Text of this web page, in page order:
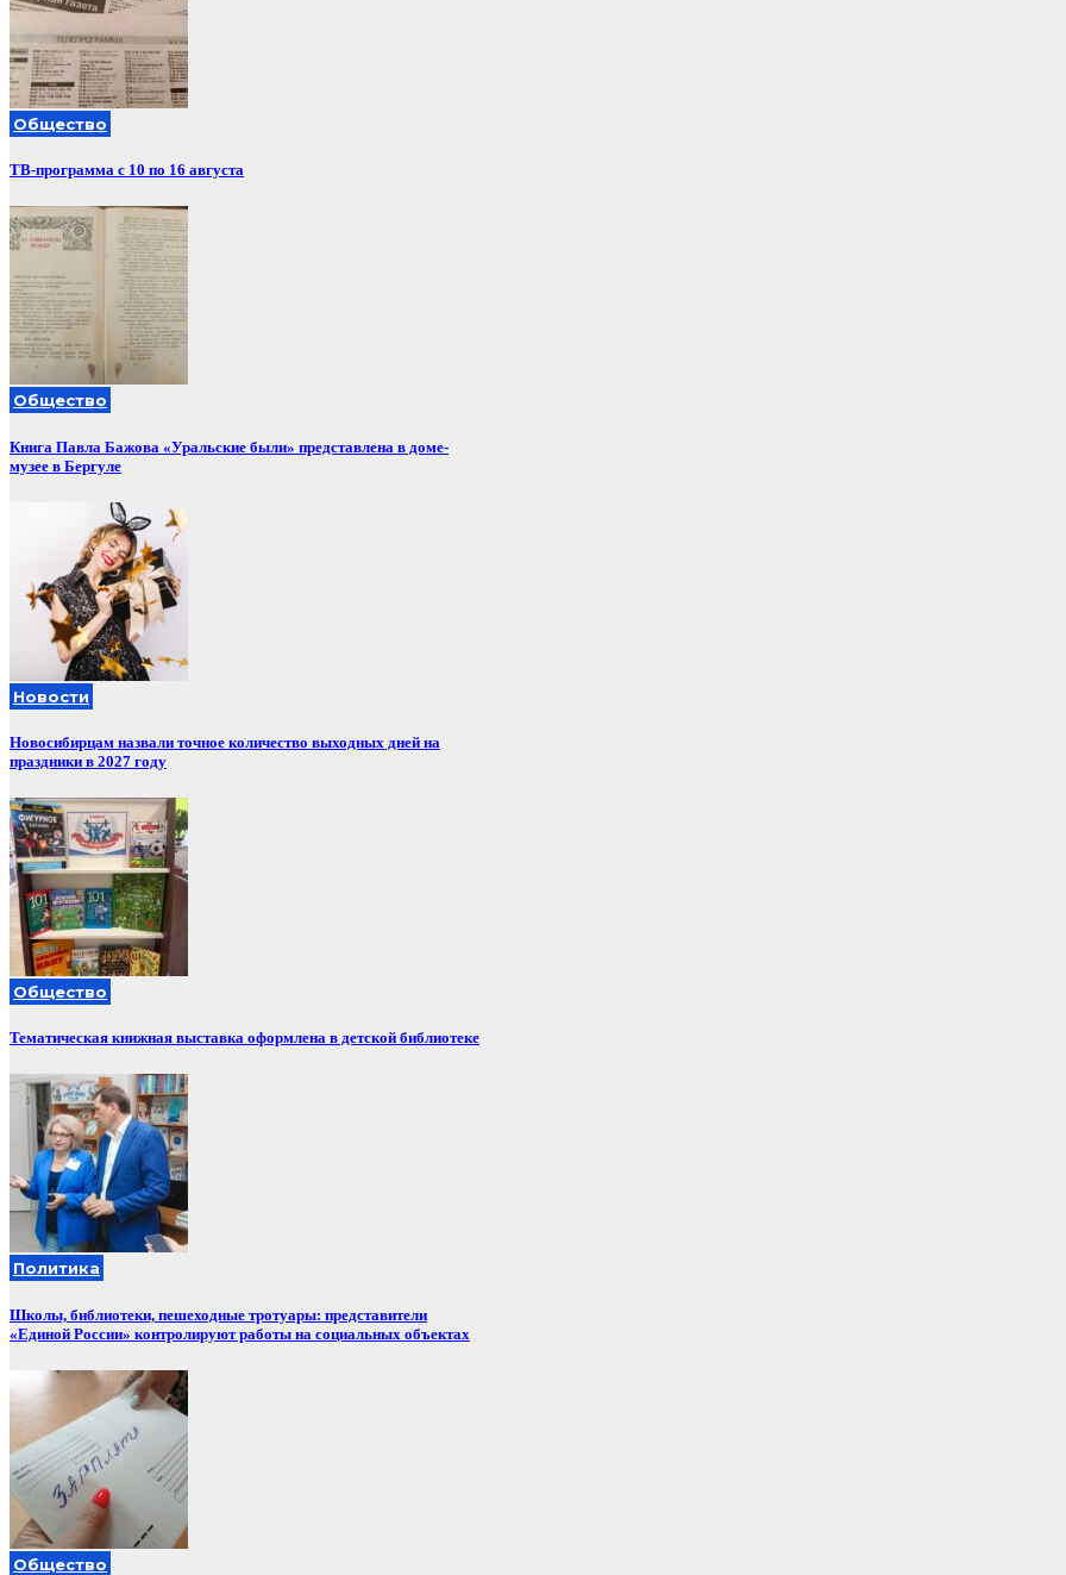
Общество
ТВ-программа с 10 по 16 августа
Общество
Книга Павла Бажова «Уральские были» представлена в доме-
музее в Бергуле
Новости
Новосибирцам назвали точное количество выходных дней на
праздники в 2027 году
Общество
Тематическая книжная выставка оформлена в детской библиотеке
Политика
Школы, библиотеки, пешеходные тротуары: представители
«Единой России» контролируют работы на социальных объектах
Общество